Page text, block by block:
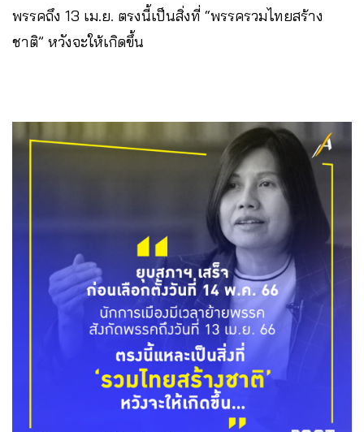
พรรคถึง 13 เม.ย. ตรงนี้เป็นสิ่งที่ “พรรครวมไทยสร้าง
ชาติ” หวังจะให้เกิดขึ้น